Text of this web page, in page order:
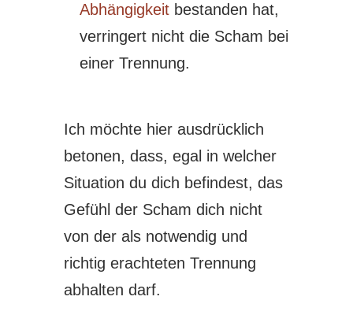
Abhängigkeitbestanden hat,
verringert nicht die Scham bei
einer Trennung.
Ich möchte hier ausdrücklich
betonen, dass, egal in welcher
Situation du dich befindest, das
Gefühl der Scham dich nicht
von der als notwendig und
richtig erachteten Trennung
abhalten darf.